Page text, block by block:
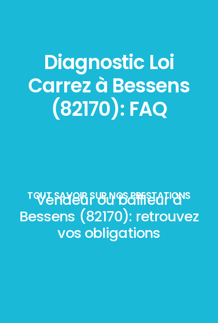
Diagnostic Loi
Carrez à Bessens
(82170): FAQ
TOUT SAVOIR SUR NOS PRESTATIONS
Vendeur ou bailleur à
Bessens (82170): retrouvez
vos obligations